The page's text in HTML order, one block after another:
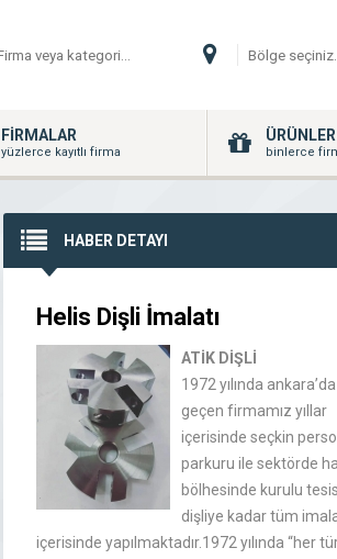
FİRMALAR
yüzlerce kayıtlı firma
ÜRÜNLER
binlerce
HABER DETAYI
Helis Dişli İmalatı
ATİK DİŞLİ
1972 yılında
geçen firmamız yıllar
içerisinde seçkin
parkuru ile sektörde
bölhesinde kurulu
dişliye kadar tüm
içerisinde yapılmaktadır.1972 yılında “her